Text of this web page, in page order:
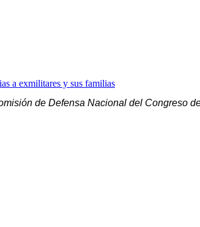
a exmilitares y sus familias
de Defensa Nacional del Congreso